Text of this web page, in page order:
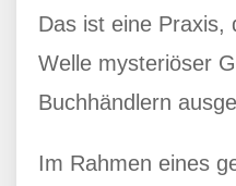
Das ist eine Praxis,
Welle mysteriöser
Buchhändlern
Im Rahmen eines